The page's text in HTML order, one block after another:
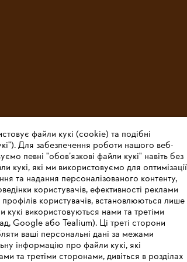
Про компанію STIHL
файли кукі (cookie) та подібні
Для забезпечення роботи нашого веб-
певні "обов’язкові файли кукі" навіть без
кукі, які ми використовуємо для оптимізації
та надання персоналізованого контенту,
користувачів, ефективності реклами
користувачів, встановлюються лише
кукі використовуються нами та третіми
Google або Tealium). Ці треті сторони
ваші персональні дані за межами
інформацію про файли кукі, які
та третіми сторонами, дивіться в розділах